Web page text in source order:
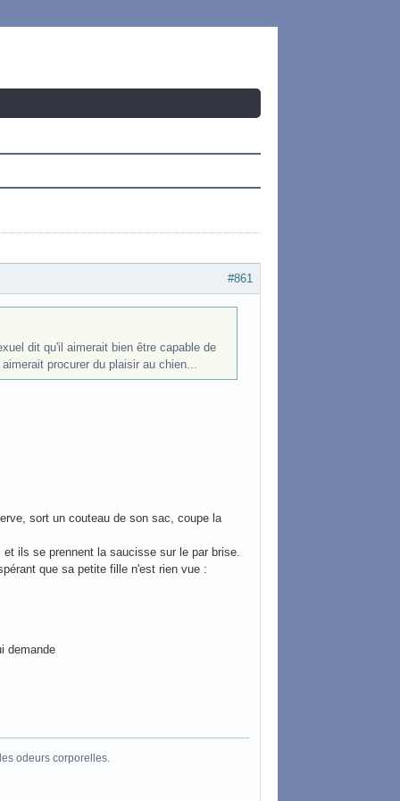
#861
dit qu'il aimerait bien être capable de
procurer du plaisir au chien...
sort un couteau de son sac, coupe la
ils se prennent la saucisse sur le par brise.
que sa petite fille n'est rien vue :
demande
odeurs corporelles.